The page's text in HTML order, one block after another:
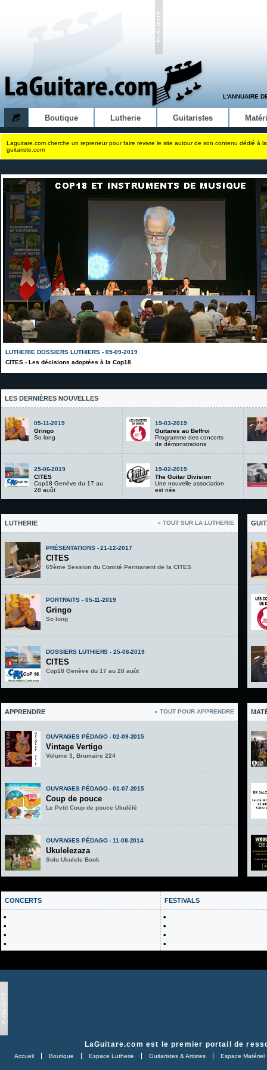
L'ANNUAIRE
Boutique Lutherie Guitaristes
Laguitare.com cherche un repreneur pour faire revivre le site autour de son contenu dédié à
guitariste.com
LUTHERIE DOSSIERS LUTHIERS - 05-09-2019
CITES - Les décisions adoptées à la Cop18
LES DERNIÈRES NOUVELLES
05-11-2019
Gringo
So long
25-06-2019
CITES
Cop18 Genève du 17 au
28 auût
19-03-2019
Guitares au Beffroi
Programme des concerts
de démonstrations
19-02-2019
The Guitar Division
Une nouvelle association
est née
LUTHERIE » TOUT SUR LA LUTHERIE
PRÉSENTATIONS - 21-12-2017
CITES
69ème Session du Comité Permanent de la CITES
PORTRAITS - 05-11-2019
Gringo
So long
DOSSIERS LUTHIERS - 25-06-2019
CITES
Cop18 Genève du 17 au 28 auût
APPRENDRE » TOUT POUR APPRENDRE
OUVRAGES PÉDAGO - 02-09-2015
Vintage Vertigo
Volume 3, Brumaire 224
OUVRAGES PÉDAGO - 01-07-2015
Coup de pouce
Le Petit Coup de pouce Ukulélé
OUVRAGES PÉDAGO - 11-08-2014
Ukulelezaza
Solo Ukulele Book
CONCERTS
•
•
•
•
FESTIVALS
•
•
•
•
LaGuitare.com est le premier portail de
Accueil Boutique Espace Lutherie Guitaristes & Artistes Espace Matériel